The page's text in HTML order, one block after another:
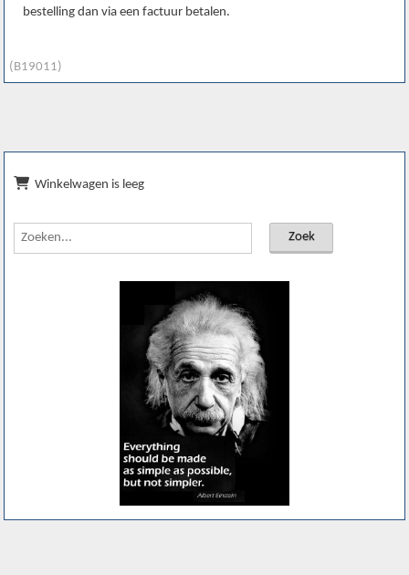
(B19011)
bestelling dan via een factuur betalen.
Winkelwagen is leeg